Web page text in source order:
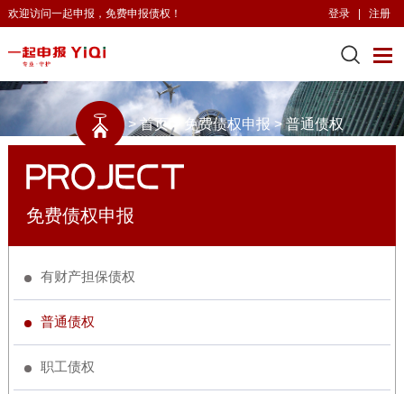
欢迎访问一起申报，免费申报债权！ 登录 注册
>首页 > 免费债权申报>普通债权
免费债权申报
有财产担保债权
普通债权
职工债权